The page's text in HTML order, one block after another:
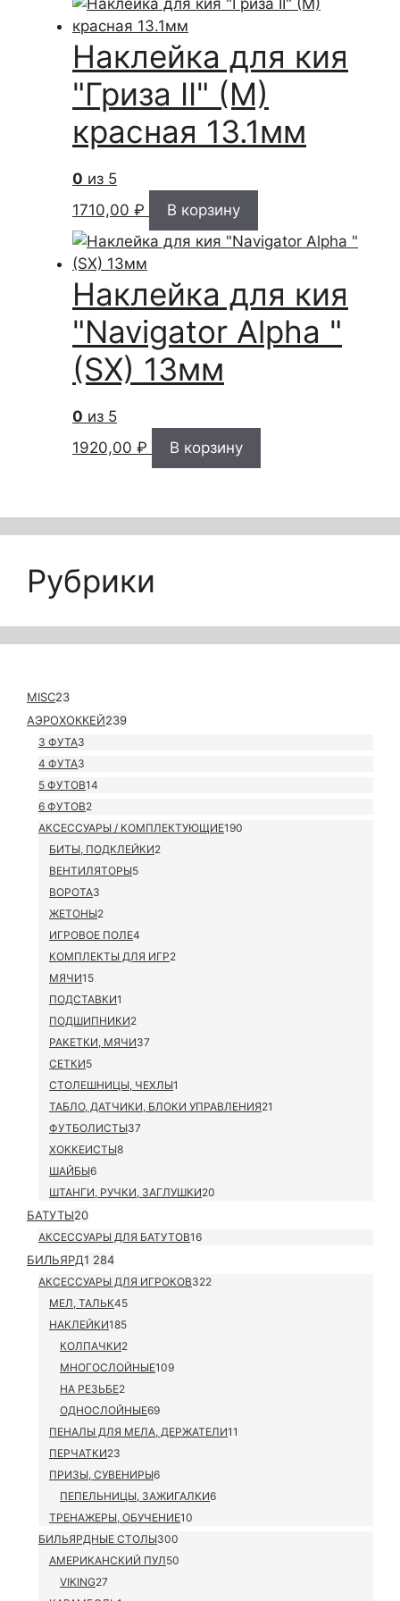
Наклейка для кия
"Гриза II" (M)
красная 13.1мм
0 из 5
1710,00 ₽ В корзину
Наклейка для кия
"Navigator Alpha "
(SX) 13мм
0 из 5
1920,00 ₽ В корзину
Рубрики
MISC23
АЭРОХОККЕЙ239
3 ФУТА3
4 ФУТА3
5 ФУТОВ14
6 ФУТОВ2
АКСЕССУАРЫ / КОМПЛЕКТУЮЩИЕ190
БИТЫ, ПОДКЛЕЙКИ2
ВЕНТИЛЯТОРЫ5
ВОРОТА3
ЖЕТОНЫ2
ИГРОВОЕ ПОЛЕ4
КОМПЛЕКТЫ ДЛЯ ИГР2
МЯЧИ15
ПОДСТАВКИ1
ПОДШИПНИКИ2
РАКЕТКИ, МЯЧИ37
СЕТКИ5
СТОЛЕШНИЦЫ, ЧЕХЛЫ1
ТАБЛО, ДАТЧИКИ, БЛОКИ УПРАВЛЕНИЯ21
ФУТБОЛИСТЫ37
ХОККЕИСТЫ8
ШАЙБЫ6
ШТАНГИ, РУЧКИ, ЗАГЛУШКИ20
БАТУТЫ20
АКСЕССУАРЫ ДЛЯ БАТУТОВ16
БИЛЬЯРД1 284
АКСЕССУАРЫ ДЛЯ ИГРОКОВ322
МЕЛ, ТАЛЬК45
НАКЛЕЙКИ185
КОЛПАЧКИ2
МНОГОСЛОЙНЫЕ109
НА РЕЗЬБЕ2
ОДНОСЛОЙНЫЕ69
ПЕНАЛЫ ДЛЯ МЕЛА, ДЕРЖАТЕЛИ11
ПЕРЧАТКИ23
ПРИЗЫ, СУВЕНИРЫ6
ПЕПЕЛЬНИЦЫ, ЗАЖИГАЛКИ6
ТРЕНАЖЕРЫ, ОБУЧЕНИЕ10
БИЛЬЯРДНЫЕ СТОЛЫ300
АМЕРИКАНСКИЙ ПУЛ50
VIKING27